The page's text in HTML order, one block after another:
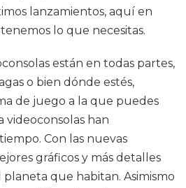
lanzamientos, aquí en
lo que necesitas.
están en todas partes,
o bien dónde estés,
de juego a la que puedes
videoconsolas han
Con las nuevas
gráficos y más detalles
planeta que habitan. Asimismo